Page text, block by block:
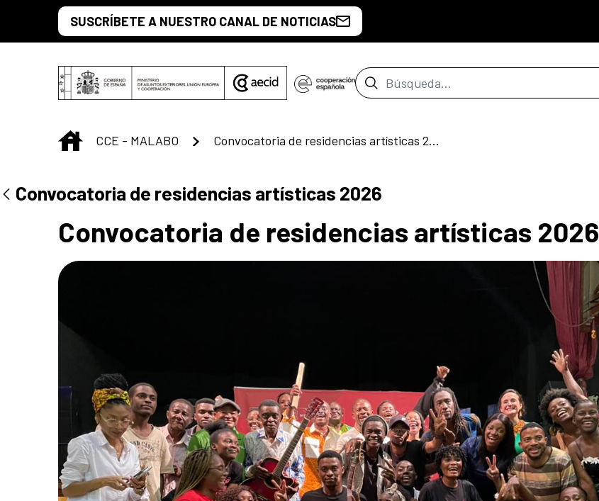
Saltar al contenido principal
SUSCRÍBETE A NUESTRO CANAL DE NOTICIAS
Barra de búsqueda
INICIO
CCE - MALABO Convocatoria de residencias artísticas 2026
Centro Cultural de Malabo
Convocatoria de residencias artísticas 2026
Convocatoria de residencias artísticas 2026